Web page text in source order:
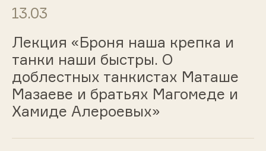
13.03
Лекция «Броня наша крепка и
танки наши быстры. О
доблестных танкистах Маташе
Мазаеве и братьях Магомеде и
Хамиде Алероевых»